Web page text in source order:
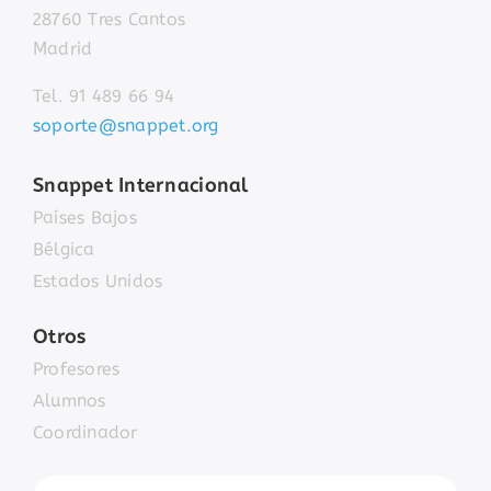
28760 Tres Cantos
Madrid
Tel. 91 489 66 94
soporte@snappet.org
Snappet Internacional
Países Bajos
Bélgica
Estados Unidos
Otros
Profesores
Alumnos
Coordinador